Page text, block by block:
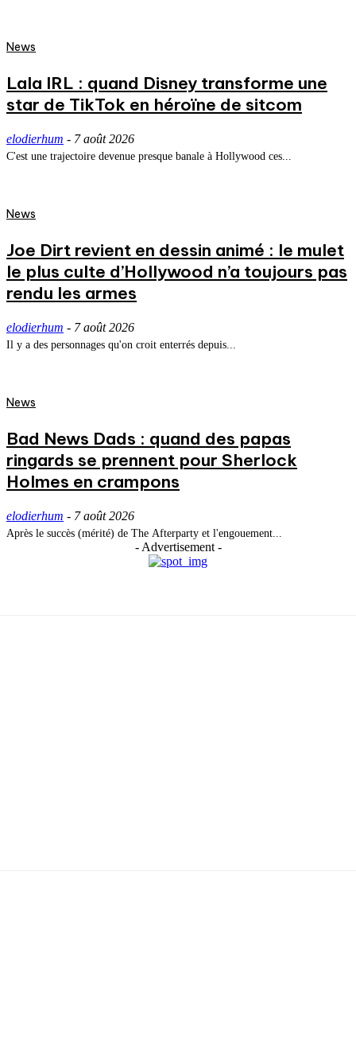
News
Lala IRL : quand Disney transforme une
star de TikTok en héroïne de sitcom
elodierhum - 7 août 2026
C'est une trajectoire devenue presque banale à Hollywood ces...
News
Joe Dirt revient en dessin animé : le mulet
le plus culte d’Hollywood n’a toujours pas
rendu les armes
elodierhum - 7 août 2026
Il y a des personnages qu'on croit enterrés depuis...
News
Bad News Dads : quand des papas
ringards se prennent pour Sherlock
Holmes en crampons
elodierhum - 7 août 2026
Après le succès (mérité) de The Afterparty et l'engouement...
- Advertisement -